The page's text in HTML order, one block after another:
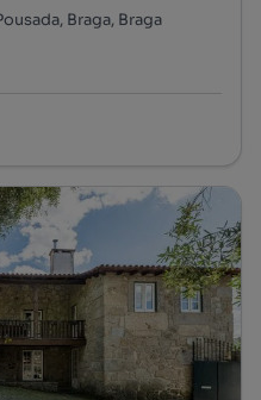
Braga, Braga